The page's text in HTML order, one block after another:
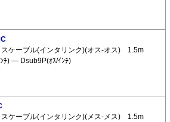
ケーブル(インタリンク)(オス-オス) 1.5m
ﾁ) ― Dsub9P(ｵｽ/ｲﾝﾁ)
ケーブル(インタリンク)(メス-メス) 1.5m